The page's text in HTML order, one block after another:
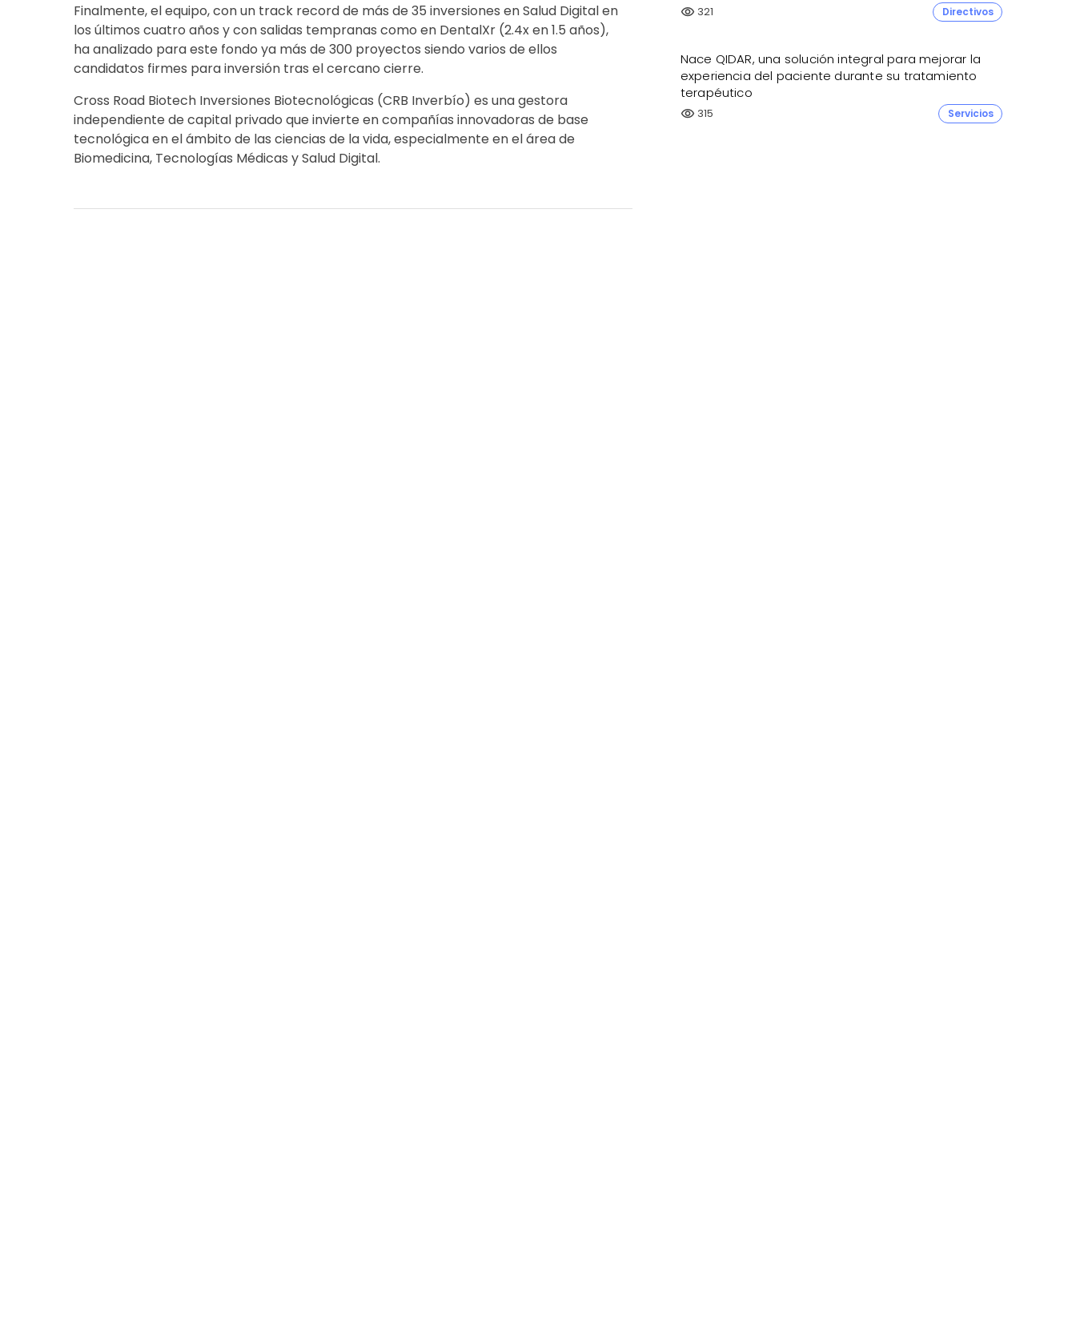
Finalmente, el equipo, con un track record de más de 35 inversiones en Salud Digital en
los últimos cuatro años y con salidas tempranas como en DentalXr (2.4x en 1.5 años),
ha analizado para este fondo ya más de 300 proyectos siendo varios de ellos
candidatos firmes para inversión tras el cercano cierre.
Cross Road Biotech Inversiones Biotecnológicas (CRB Inverbío) es una gestora
independiente de capital privado que invierte en compañías innovadoras de base
tecnológica en el ámbito de las ciencias de la vida, especialmente en el área de
Biomedicina, Tecnologías Médicas y Salud Digital.
visibility 321 Directivos
Nace QIDAR, una solución integral para mejorar la
experiencia del paciente durante su tratamiento
terapéutico
visibility 315 Servicios